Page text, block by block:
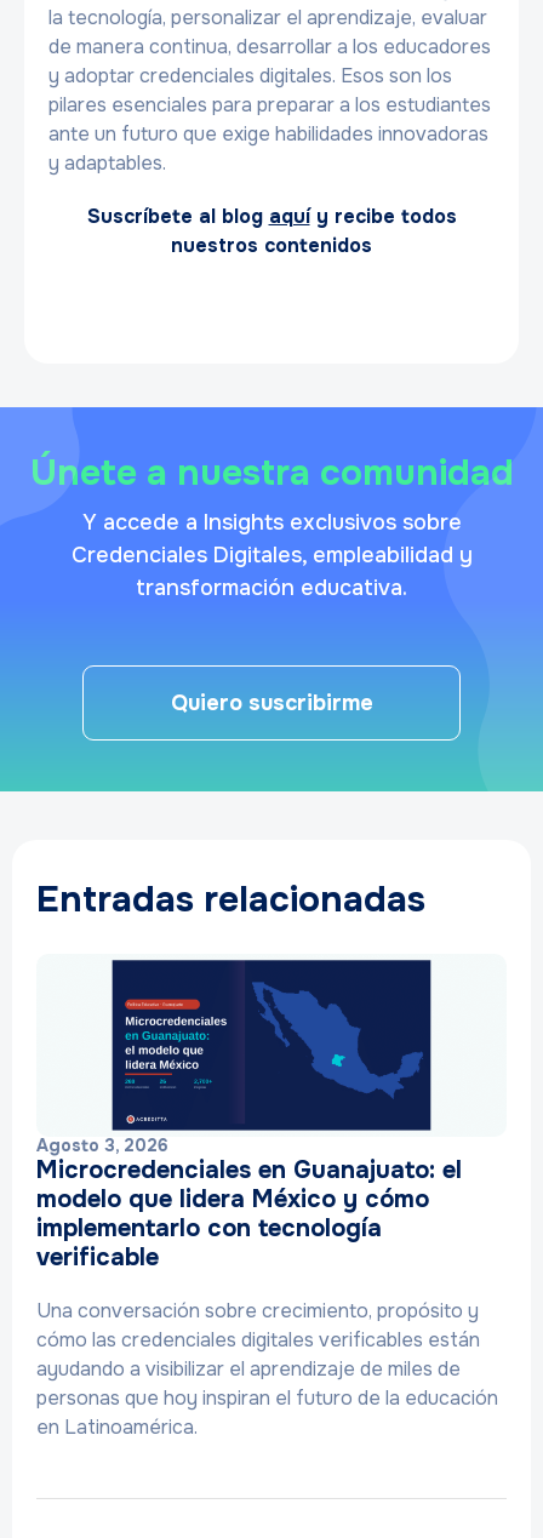
la tecnología, personalizar el aprendizaje, evaluar
de manera continua, desarrollar a los educadores
y adoptar credenciales digitales. Esos son los
pilares esenciales para preparar a los estudiantes
ante un futuro que exige habilidades innovadoras
y adaptables.
Suscríbete al blog aquíy recibe todos
nuestros contenidos
Únete a nuestra comunidad
Y accede a Insights exclusivos sobre
Credenciales Digitales, empleabilidad y
transformación educativa.
Quiero suscribirme
Entradas relacionadas
Agosto 3, 2026
Microcredenciales en Guanajuato: el
modelo que lidera México y cómo
implementarlo con tecnología
verificable
Una conversación sobre crecimiento, propósito y
cómo las credenciales digitales verificables están
ayudando a visibilizar el aprendizaje de miles de
personas que hoy inspiran el futuro de la educación
en Latinoamérica.